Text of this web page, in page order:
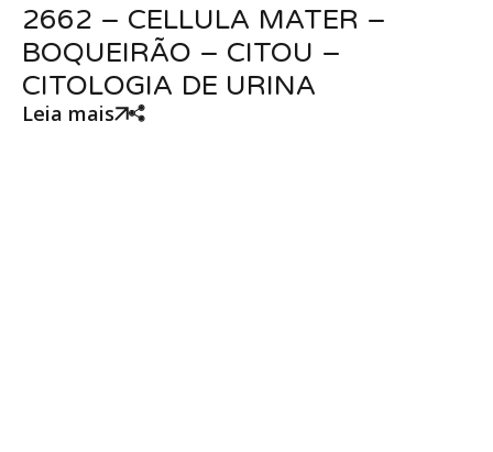
2662 – CELLULA MATER –
BOQUEIRÃO – CITOU –
CITOLOGIA DE URINA
Leia mais